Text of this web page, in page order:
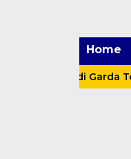
Home
Jadi Garda